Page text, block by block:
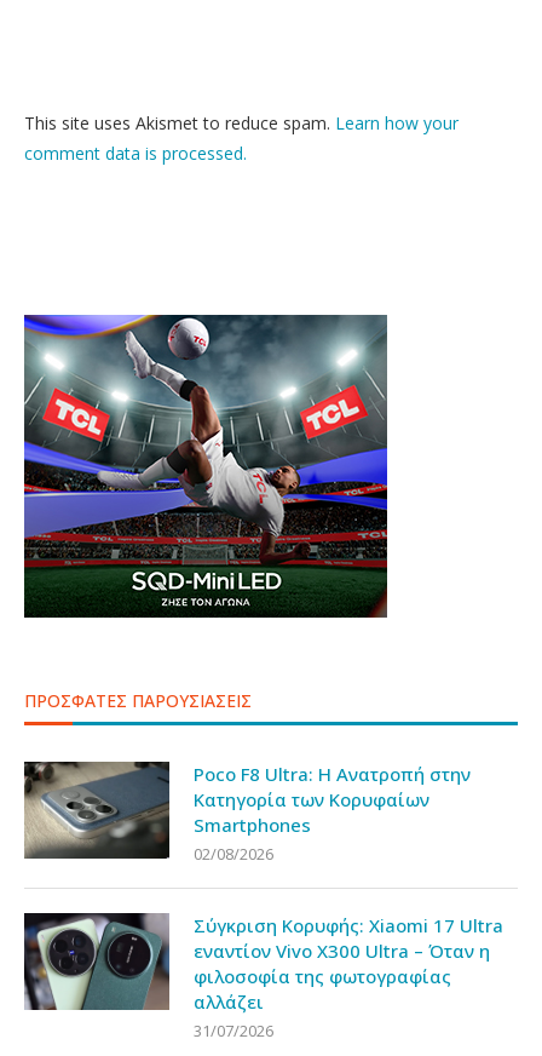
This site uses Akismet to reduce spam. Learn how your
comment data is processed.
ΠΡΟΣΦΑΤΕΣ ΠΑΡΟΥΣΙΑΣΕΙΣ
Poco F8 Ultra: Η Ανατροπή στην
Κατηγορία των Κορυφαίων
Smartphones
02/08/2026
Σύγκριση Κορυφής: Xiaomi 17 Ultra
εναντίον Vivo X300 Ultra – Όταν η
φιλοσοφία της φωτογραφίας
αλλάζει
31/07/2026